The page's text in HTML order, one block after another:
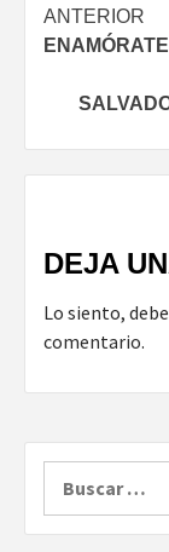
de
ANTERIOR
DEJA
Lo siento,
comentario.